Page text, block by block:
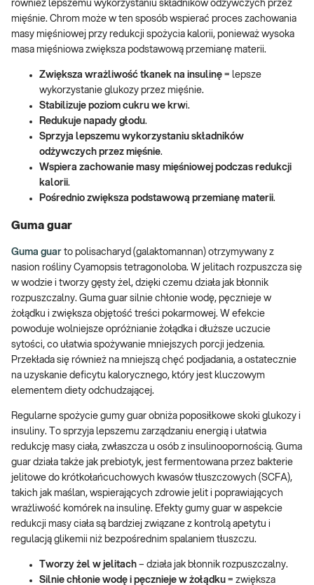
również lepszemu wykorzystaniu składników odżywczych przez
mięśnie. Chrom może w ten sposób wspierać proces zachowania
masy mięśniowej przy redukcji spożycia kalorii, ponieważ wysoka
masa mięśniowa zwiększa podstawową przemianę materii.
Zwiększa wrażliwość tkanek na insulinę = lepsze
wykorzystanie glukozy przez mięśnie.
Stabilizuje poziom cukru we krwi.
Redukuje napady głodu.
Sprzyja lepszemu wykorzystaniu składników
odżywczych przez mięśnie.
Wspiera zachowanie masy mięśniowej podczas redukcji
kalorii.
Pośrednio zwiększa podstawową przemianę materii.
Guma guar
Guma guar to polisacharyd (galaktomannan) otrzymywany z
nasion rośliny Cyamopsis tetragonoloba. W jelitach rozpuszcza się
w wodzie i tworzy gęsty żel, dzięki czemu działa jak błonnik
rozpuszczalny. Guma guar silnie chłonie wodę, pęcznieje w
żołądku i zwiększa objętość treści pokarmowej. W efekcie
powoduje wolniejsze opróżnianie żołądka i dłuższe uczucie
sytości, co ułatwia spożywanie mniejszych porcji jedzenia.
Przekłada się również na mniejszą chęć podjadania, a ostatecznie
na uzyskanie deficytu kalorycznego, który jest kluczowym
elementem diety odchudzającej.
Regularne spożycie gumy guar obniża poposiłkowe skoki glukozy i
insuliny. To sprzyja lepszemu zarządzaniu energią i ułatwia
redukcję masy ciała, zwłaszcza u osób z insulinoopornością. Guma
guar działa także jak prebiotyk, jest fermentowana przez bakterie
jelitowe do krótkołańcuchowych kwasów tłuszczowych (SCFA),
takich jak maślan, wspierających zdrowie jelit i poprawiających
wrażliwość komórek na insulinę. Efekty gumy guar w aspekcie
redukcji masy ciała są bardziej związane z kontrolą apetytu i
regulacją glikemii niż bezpośrednim spalaniem tłuszczu.
Tworzy żel w jelitach – działa jak błonnik rozpuszczalny.
Silnie chłonie wodę i pęcznieje w żołądku = zwiększa